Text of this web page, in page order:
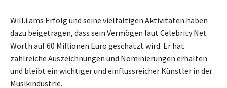
Will.i.ams Erfolg und seine vielfältigen Aktivitäten haben
dazu beigetragen, dass sein Vermögen laut Celebrity Net
Worth auf 60 Millionen Euro geschätzt wird. Er hat
zahlreiche Auszeichnungen und Nominierungen erhalten
und bleibt ein wichtiger und einflussreicher Künstler in der
Musikindustrie.